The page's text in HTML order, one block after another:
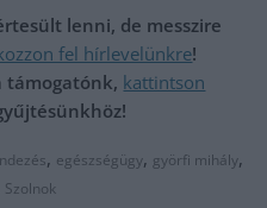
lenni, de messzire
fel hírlevelünkre!
támogatónk, kattintson
, egészségügy, györfi mihály,
Szolnok